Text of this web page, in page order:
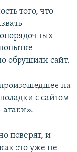
того, что
обрушили сайт.
произошедшее на
с сайтом
атаки».
поверят, и
это уже не